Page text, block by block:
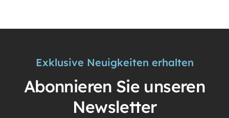
Exklusive Neuigkeiten erhalten
Abonnieren Sie unseren
Newsletter